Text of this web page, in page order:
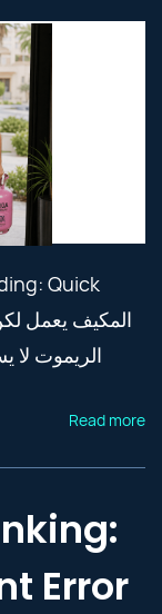
Quick
الريموت لا
Read more
Error